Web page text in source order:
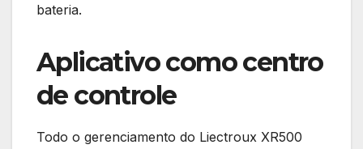
bateria.
Aplicativo como centro
de controle
Todo o gerenciamento do Liectroux XR500